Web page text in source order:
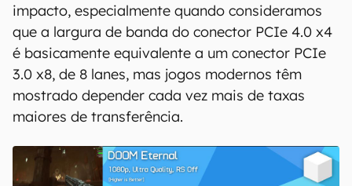
impacto, especialmente quando consideramos
que a largura de banda do conector PCIe 4.0 x4
é basicamente equivalente a um conector PCIe
3.0 x8, de 8 lanes, mas jogos modernos têm
mostrado depender cada vez mais de taxas
maiores de transferência.